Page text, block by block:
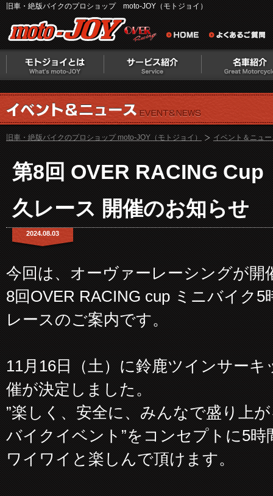
旧車・絶版バイクのプロショップ moto-JOY（モトジョイ）
旧車・絶版バイクのプロショップ moto-JOY（モトジョイ） イベント＆ニュ
第8回 OVER RACING Cup
久レース 開催のお知らせ
2024.08.03
今回は、オーヴァーレーシングが開
8回OVER RACING cup ミニバイク5
レースのご案内です。
11月16日（土）に鈴鹿ツインサーキ
催が決定しました。
”楽しく、安全に、みんなで盛り上
バイクイベント”をコンセプトに5時
ワイワイと楽しんで頂けます。